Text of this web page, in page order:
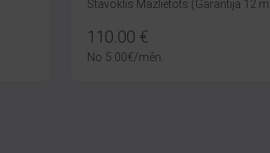
Stāvoklis Mazlietots (Garantija 12
110.00 €
No 5.00€/mēn.